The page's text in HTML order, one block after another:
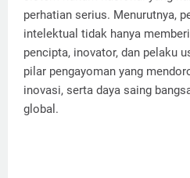
perhatian serius. Menurutnya,
intelektual tidak hanya
pencipta, inovator, dan pelaku
pilar pengayoman yang
inovasi, serta daya saing
global.